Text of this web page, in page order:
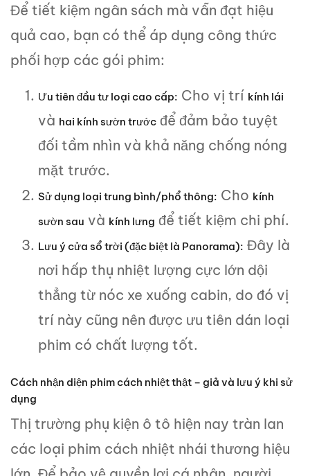
Để tiết kiệm ngân sách mà vẫn đạt hiệu
quả cao, bạn có thể áp dụng công thức
phối hợp các gói phim:
Ưu tiên đầu tư loại cao cấp: Cho vị trí kính lái
và hai kính sườn trước để đảm bảo tuyệt
đối tầm nhìn và khả năng chống nóng
mặt trước.
Sử dụng loại trung bình/phổ thông: Cho kính
sườn sau và kính lưng để tiết kiệm chi phí.
Lưu ý cửa sổ trời (đặc biệt là Panorama): Đây là
nơi hấp thụ nhiệt lượng cực lớn dội
thẳng từ nóc xe xuống cabin, do đó vị
trí này cũng nên được ưu tiên dán loại
phim có chất lượng tốt.
Cách nhận diện phim cách nhiệt thật – giả và lưu ý khi sử
dụng
Thị trường phụ kiện ô tô hiện nay tràn lan
các loại phim cách nhiệt nhái thương hiệu